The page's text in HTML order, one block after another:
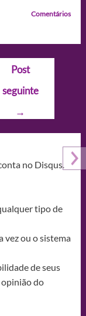
Comentários
Post
seguinte
→
no Disqus.
tipo de
vez ou o sistema
de seus
do